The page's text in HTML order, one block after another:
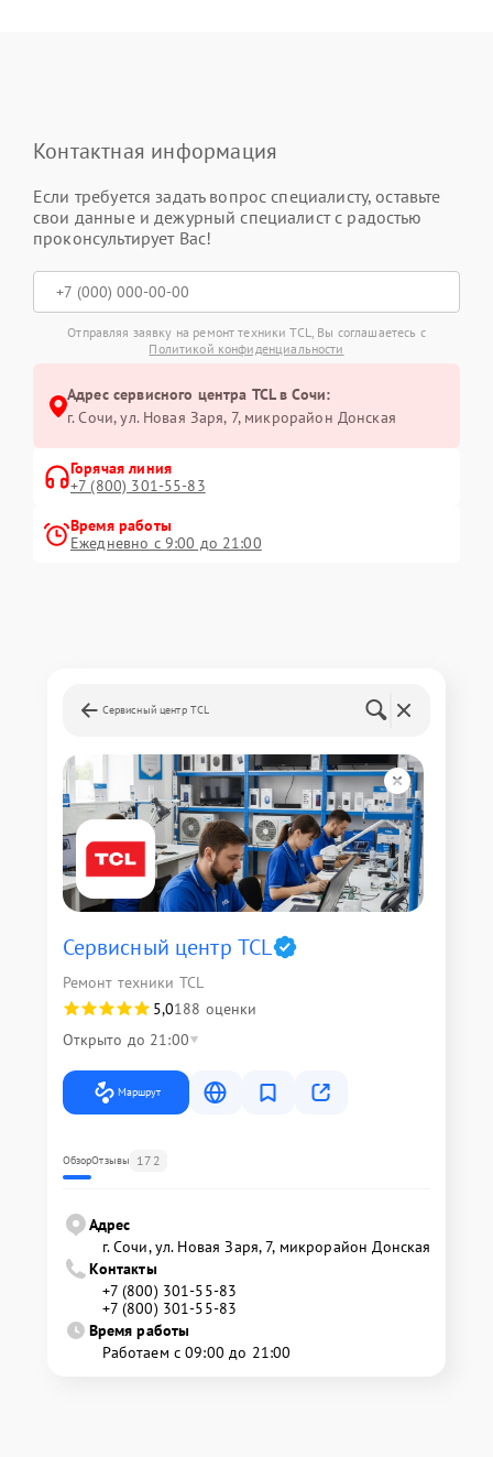
Контактная информация
Если требуется задать вопрос специалисту, оставьте
свои данные и дежурный специалист с радостью
проконсультирует Вас!
Отправляя заявку на ремонт техники TCL, Вы соглашаетесь с
Политикой конфиденциальности
Адрес сервисного центра TCL в Сочи:
г. Сочи, ул. Новая Заря, 7, микрорайон Донская
Горячая линия
+7 (800) 301-55-83
Время работы
Ежедневно с 9:00 до 21:00
Сервисный центр TCL
Сервисный центр TCL
Ремонт техники TCL
5,0188 оценки
Открыто до 21:00
Маршрут
ОбзорОтзывы 172
Адрес
г. Сочи, ул. Новая Заря, 7, микрорайон Донская
Контакты
+7 (800) 301-55-83
+7 (800) 301-55-83
Время работы
Работаем с 09:00 до 21:00